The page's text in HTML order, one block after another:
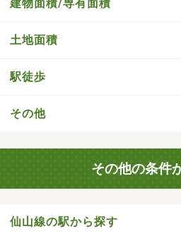
建物面積/専有面積
土地面積
駅徒歩
その他
その他の条件
仙山線の駅から探す